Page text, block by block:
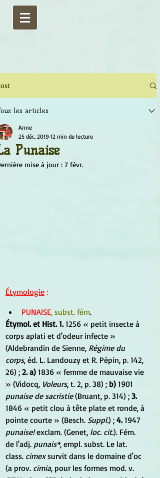
les articles
Punaise
Anne
25 déc. 2019 12 min de lecture
mise à jour : 7 févr.
Étymologie :
PUNAISE, subst. fém.
Étymol. et Hist. 1. 1256 « petit insecte à
corps aplati et d'odeur infecte »
(Aldebrandin de Sienne, Régime du
corps, éd. L. Landouzy et R. Pépin, p. 142,
26) ; 2. a) 1836 « femme de mauvaise vie
» (Vidocq, Voleurs, t. 2, p. 38) ; b) 1901
punaise de sacristie (Bruant, p. 314) ; 3.
1846 « petit clou à tête plate et ronde, à
pointe courte » (Besch. Suppl.) ; 4. 1947
punaise! exclam. (Genet, loc. cit.). Fém.
de l'adj. punais*, empl. subst. Le lat.
class. cimex survit dans le domaine d'oc
(a prov. cimia, pour les formes mod. v.